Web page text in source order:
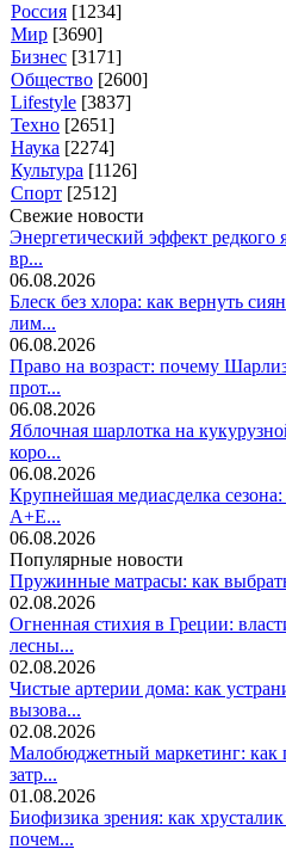
Россия [1234]
Мир [3690]
Бизнес [3171]
Общество [2600]
Lifestyle [3837]
Техно [2651]
Наука [2274]
Культура [1126]
Спорт [2512]
Свежие новости
Энергетический эффект редкого
вр...
06.08.2026
Блеск без хлора: как вернуть
лим...
06.08.2026
Право на возраст: почему
прот...
06.08.2026
Яблочная шарлотка на
коро...
06.08.2026
Крупнейшая медиасделка
A+E...
06.08.2026
Популярные новости
Пружинные матрасы: как
02.08.2026
Огненная стихия в Греции:
лесны...
02.08.2026
Чистые артерии дома: как
вызова...
02.08.2026
Малобюджетный маркетинг: как
затр...
01.08.2026
Биофизика зрения: как
почем...